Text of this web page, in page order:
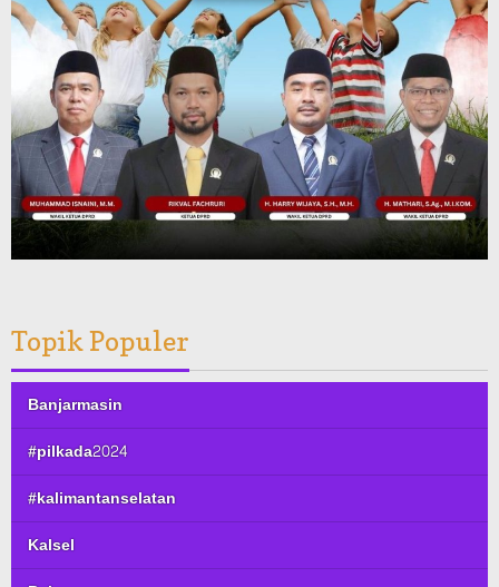
Topik Populer
Banjarmasin
#pilkada2024
#kalimantanselatan
Kalsel